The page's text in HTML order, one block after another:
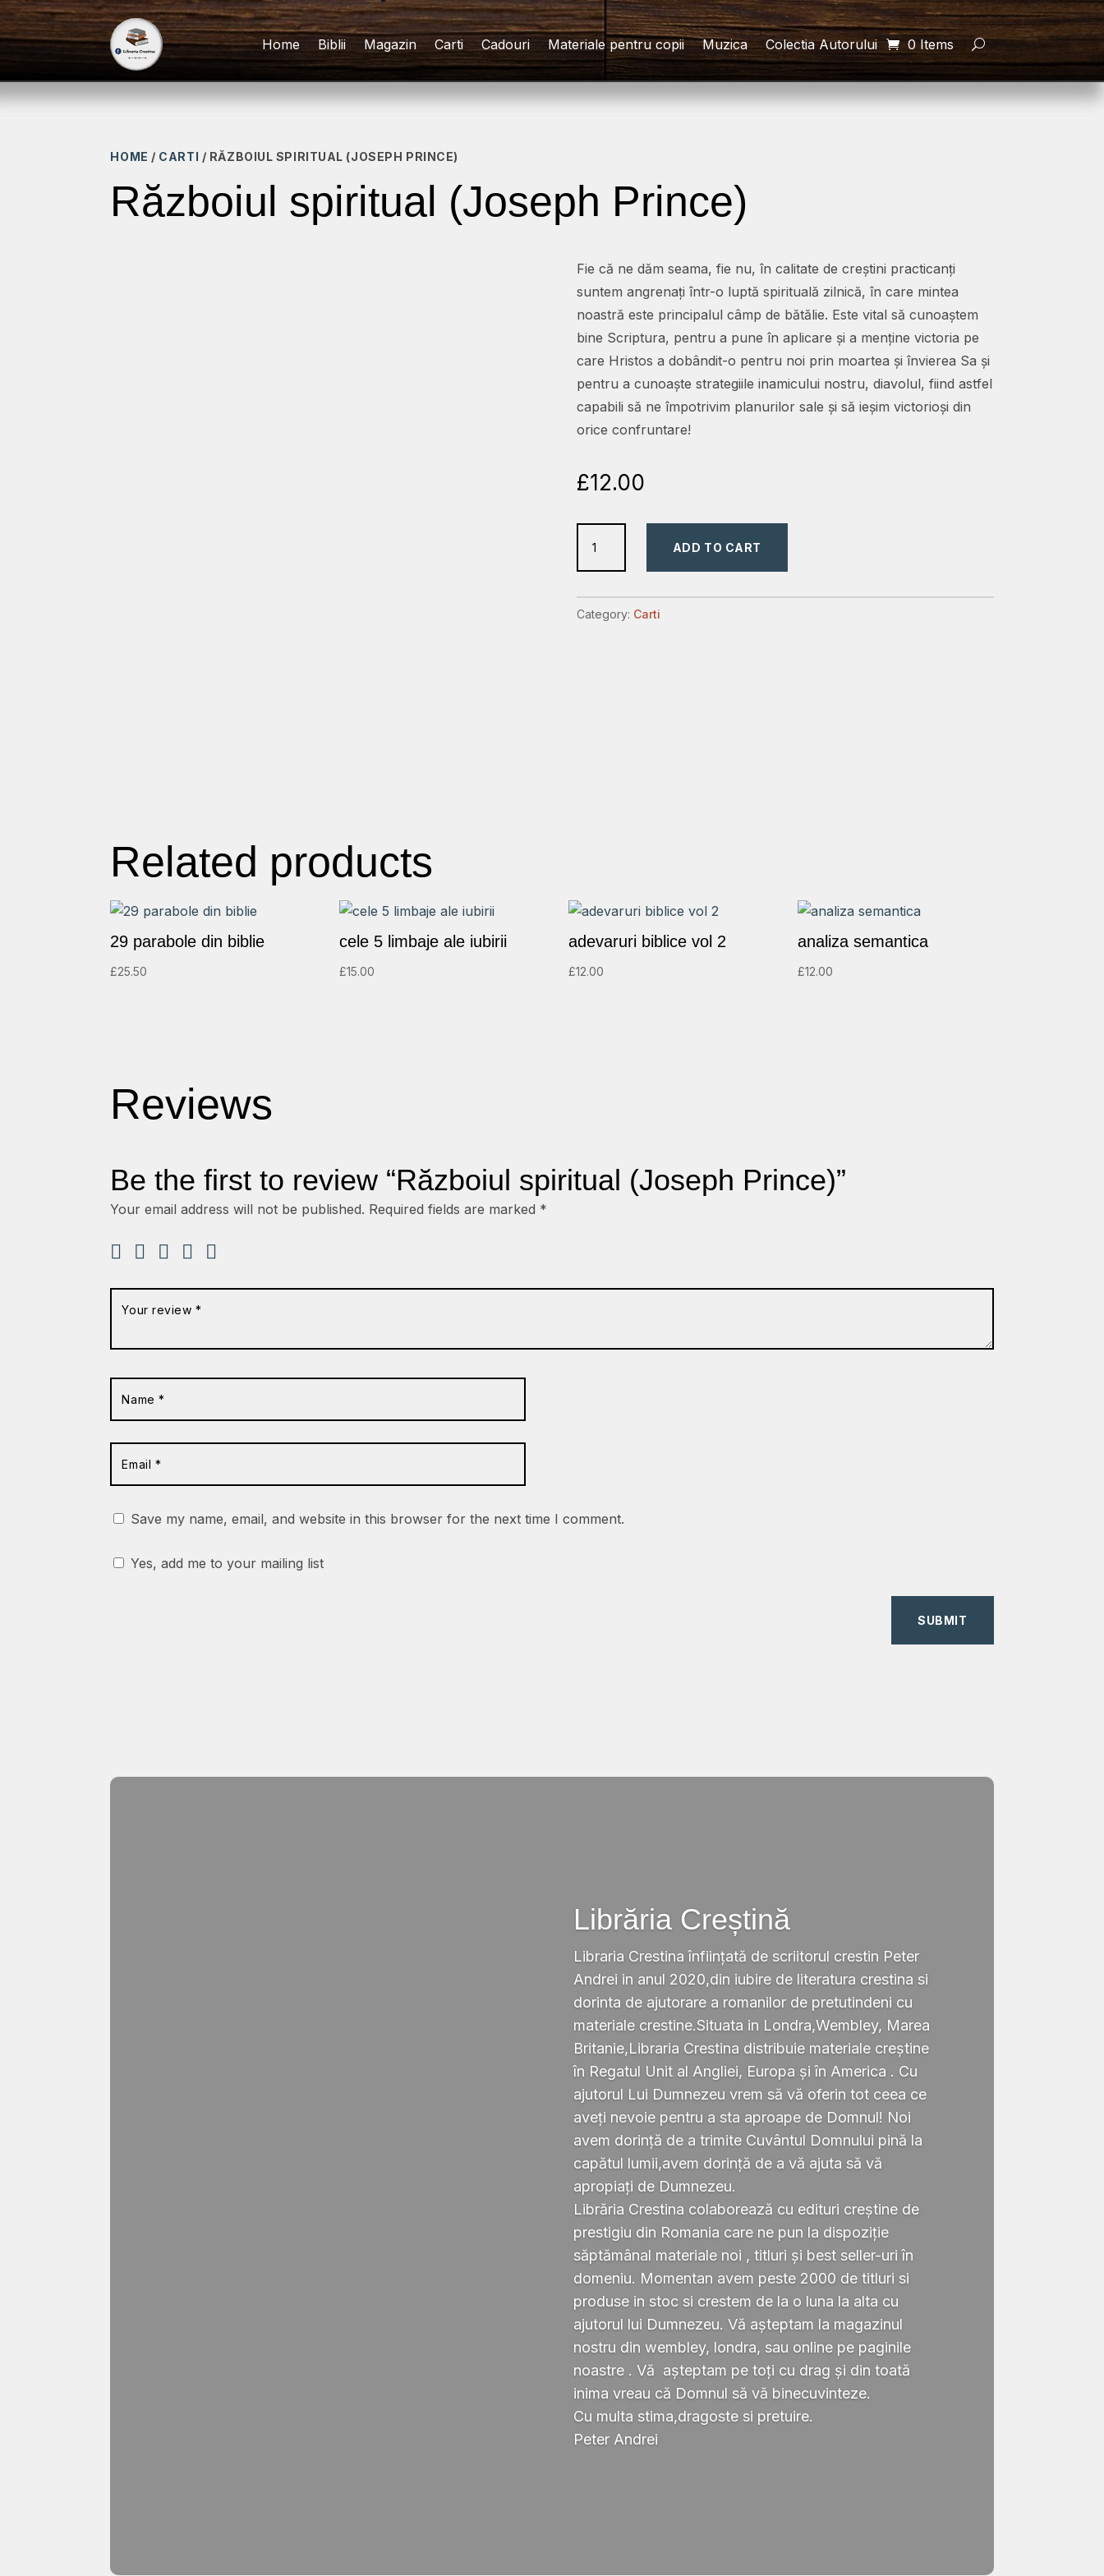
Home Biblii Magazin Carti Cadouri Materiale pentru copii Muzica Colectia Autorului 0 Items
HOME / CARTI / RĂZBOIUL SPIRITUAL (JOSEPH PRINCE)
Războiul spiritual (Joseph Prince)
Fie că ne dăm seama, fie nu, în calitate de creștini practicanți
suntem angrenați într-o luptă spirituală zilnică, în care mintea
noastră este principalul câmp de bătălie. Este vital să cunoaștem
bine Scriptura, pentru a pune în aplicare și a menține victoria pe
care Hristos a dobândit-o pentru noi prin moartea și învierea Sa și
pentru a cunoaște strategiile inamicului nostru, diavolul, fiind astfel
capabili să ne împotrivim planurilor sale și să ieșim victorioși din
orice confruntare!
£12.00
ADD TO CART
Category: Carti
Related products
29 parabole din biblie
£25.50
cele 5 limbaje ale iubirii
£15.00
adevaruri biblice vol 2
£12.00
analiza semantica
£12.00
Reviews
Be the first to review “Războiul spiritual (Joseph Prince)”
Your email address will not be published. Required fields are marked *
Save my name, email, and website in this browser for the next time I comment.
Yes, add me to your mailing list
SUBMIT
Librăria Creștină
Libraria Crestina înființată de scriitorul crestin Peter
Andrei in anul 2020,din iubire de literatura crestina si
dorinta de ajutorare a romanilor de pretutindeni cu
materiale crestine.Situata in Londra,Wembley, Marea
Britanie,Libraria Crestina distribuie materiale creștine
în Regatul Unit al Angliei, Europa și în America . Cu
ajutorul Lui Dumnezeu vrem să vă oferin tot ceea ce
aveți nevoie pentru a sta aproape de Domnul! Noi
avem dorință de a trimite Cuvântul Domnului pină la
capătul lumii,avem dorință de a vă ajuta să vă
apropiați de Dumnezeu.
Librăria Crestina colaborează cu edituri creștine de
prestigiu din Romania care ne pun la dispoziție
săptămânal materiale noi , titluri și best seller-uri în
domeniu. Momentan avem peste 2000 de titluri si
produse in stoc si crestem de la o luna la alta cu
ajutorul lui Dumnezeu. Vă așteptam la magazinul
nostru din wembley, londra, sau online pe paginile
noastre . Vă așteptam pe toți cu drag și din toată
inima vreau că Domnul să vă binecuvinteze.
Cu multa stima,dragoste si pretuire.
Peter Andrei